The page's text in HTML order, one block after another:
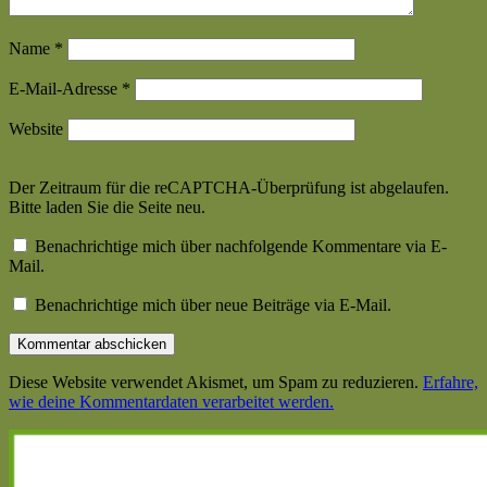
Name *
E-Mail-Adresse *
Website
Der Zeitraum für die reCAPTCHA-Überprüfung ist abgelaufen.
Bitte laden Sie die Seite neu.
Benachrichtige mich über nachfolgende Kommentare via E-
Mail.
Benachrichtige mich über neue Beiträge via E-Mail.
Diese Website verwendet Akismet, um Spam zu reduzieren. Erfahre,
wie deine Kommentardaten verarbeitet werden.
Haupt-